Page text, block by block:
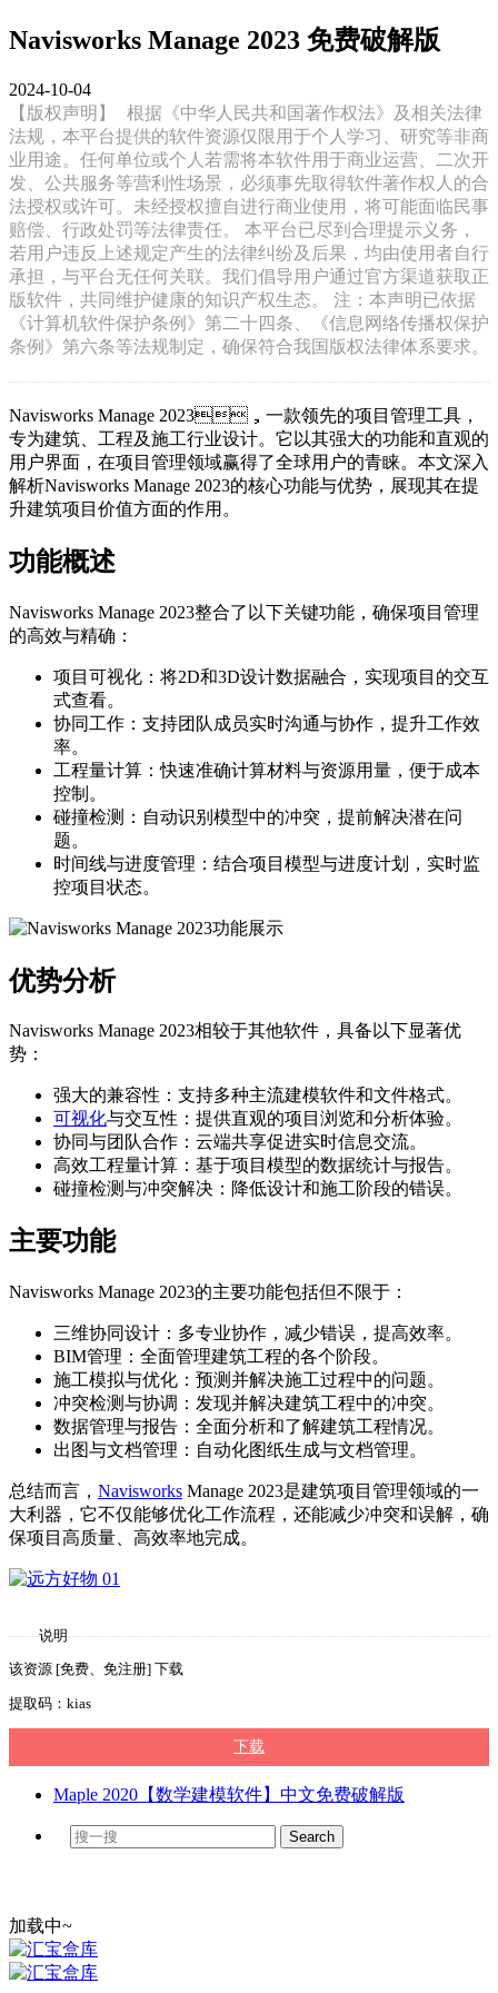
Navisworks Manage 2023 免费破解版
2024-10-04
【版权声明】
根据《中华人民共和国著作权法》及相关法律
法规，本平台提供的软件资源仅限用于个人学习、研究等非商
业用途。任何单位或个人若需将本软件用于商业运营、二次开
发、公共服务等营利性场景，必须事先取得软件著作权人的合
法授权或许可。未经授权擅自进行商业使用，将可能面临民事
赔偿、行政处罚等法律责任。 本平台已尽到合理提示义务，
若用户违反上述规定产生的法律纠纷及后果，均由使用者自行
承担，与平台无任何关联。我们倡导用户通过官方渠道获取正
版软件，共同维护健康的知识产权生态。 注：本声明已依据
《计算机软件保护条例》第二十四条、《信息网络传播权保护
条例》第六条等法规制定，确保符合我国版权法律体系要求。
Navisworks Manage 2023，一款领先的项目管理工具，
专为建筑、工程及施工行业设计。它以其强大的功能和直观的
用户界面，在项目管理领域赢得了全球用户的青睐。本文深入
解析Navisworks Manage 2023的核心功能与优势，展现其在提
升建筑项目价值方面的作用。
功能概述
Navisworks Manage 2023整合了以下关键功能，确保项目管理
的高效与精确：
项目可视化：将2D和3D设计数据融合，实现项目的交互
式查看。
协同工作：支持团队成员实时沟通与协作，提升工作效
率。
工程量计算：快速准确计算材料与资源用量，便于成本
控制。
碰撞检测：自动识别模型中的冲突，提前解决潜在问
题。
时间线与进度管理：结合项目模型与进度计划，实时监
控项目状态。
优势分析
Navisworks Manage 2023相较于其他软件，具备以下显著优
势：
强大的兼容性：支持多种主流建模软件和文件格式。
可视化与交互性：提供直观的项目浏览和分析体验。
协同与团队合作：云端共享促进实时信息交流。
高效工程量计算：基于项目模型的数据统计与报告。
碰撞检测与冲突解决：降低设计和施工阶段的错误。
主要功能
Navisworks Manage 2023的主要功能包括但不限于：
三维协同设计：多专业协作，减少错误，提高效率。
BIM管理：全面管理建筑工程的各个阶段。
施工模拟与优化：预测并解决施工过程中的问题。
冲突检测与协调：发现并解决建筑工程中的冲突。
数据管理与报告：全面分析和了解建筑工程情况。
出图与文档管理：自动化图纸生成与文档管理。
总结而言， Navisworks Manage 2023是建筑项目管理领域的一
大利器，它不仅能够优化工作流程，还能减少冲突和误解，确
保项目高质量、高效率地完成。
说明
该资源 [免费、免注册] 下载
提取码：kias
下载
Maple 2020【数学建模软件】中文免费破解版
加载中~